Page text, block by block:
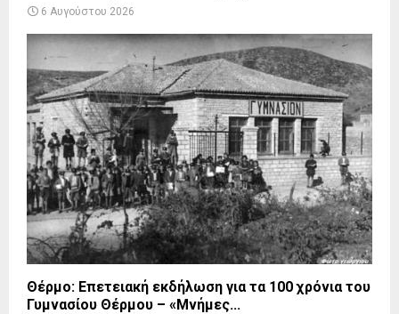
6 Αυγούστου 2026
Θέρμο: Επετειακή εκδήλωση για τα 100 χρόνια του
Γυμνασίου Θέρμου – «Μνήμες...